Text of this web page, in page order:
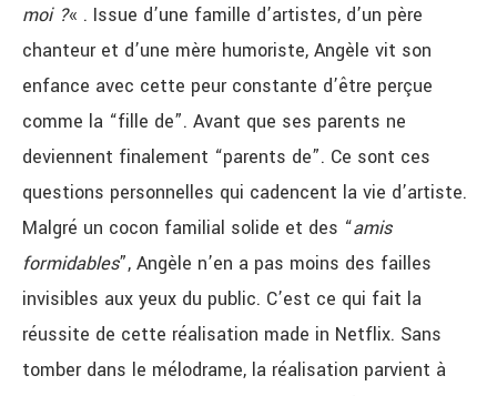
moi ?« . Issue d’une famille d’artistes, d’un père
chanteur et d’une mère humoriste, Angèle vit son
enfance avec cette peur constante d’être perçue
comme la “fille de”. Avant que ses parents ne
deviennent finalement “parents de”. Ce sont ces
questions personnelles qui cadencent la vie d’artiste.
Malgré un cocon familial solide et des “amis
formidables”, Angèle n’en a pas moins des failles
invisibles aux yeux du public. C’est ce qui fait la
réussite de cette réalisation made in Netflix. Sans
tomber dans le mélodrame, la réalisation parvient à